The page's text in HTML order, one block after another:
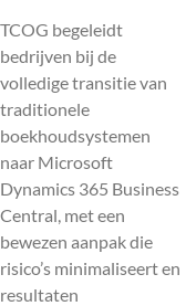
TCOG begeleidt
bedrijven bij de
volledige transitie van
traditionele
boekhoudsystemen
naar Microsoft
Dynamics 365 Business
Central, met een
bewezen aanpak die
risico’s minimaliseert en
resultaten